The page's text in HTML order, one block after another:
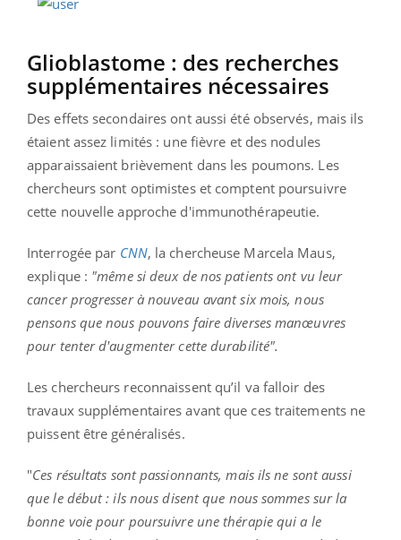
Glioblastome : des recherches
supplémentaires nécessaires
Des effets secondaires ont aussi été observés, mais ils
étaient assez limités : une fièvre et des nodules
apparaissaient brièvement dans les poumons. Les
chercheurs sont optimistes et comptent poursuivre
cette nouvelle approche d'immunothérapeutie.
Interrogée par CNN, la chercheuse Marcela Maus,
explique : "même si deux de nos patients ont vu leur
cancer progresser à nouveau avant six mois, nous
pensons que nous pouvons faire diverses manœuvres
pour tenter d'augmenter cette durabilité".
Les chercheurs reconnaissent qu’il va falloir des
travaux supplémentaires avant que ces traitements ne
puissent être généralisés.
"Ces résultats sont passionnants, mais ils ne sont aussi
que le début : ils nous disent que nous sommes sur la
bonne voie pour poursuivre une thérapie qui a le